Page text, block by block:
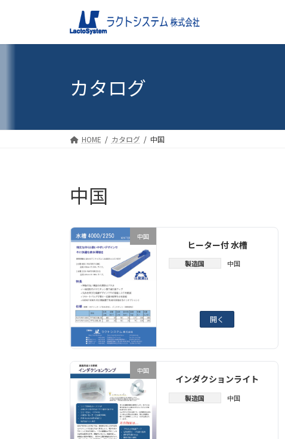
カタログ
HOME カタログ 中国
中国
中国
ヒーター付 水槽
製造国 中国
開く
中国
インダクションライト
製造国 中国